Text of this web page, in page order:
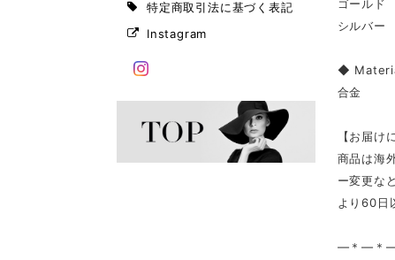
特定商取引法に基づく表記
Instagram
ゴールド
シルバー
◆
合金
【お届け
商品は海
ー変更な
より60日
—＊—＊